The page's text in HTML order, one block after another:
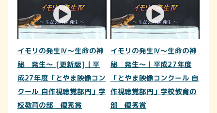
イモリの発生Ⅳ～生命の神
秘 発生～ [更新版]｜平
成27年度「とやま映像コン
クール 自作視聴覚部門」学
校教育の部 優秀賞
イモリの発生Ⅳ～生命の神
秘 発生～｜平成27年度
「とやま映像コンクール 自
作視聴覚部門」学校教育の
部 優秀賞